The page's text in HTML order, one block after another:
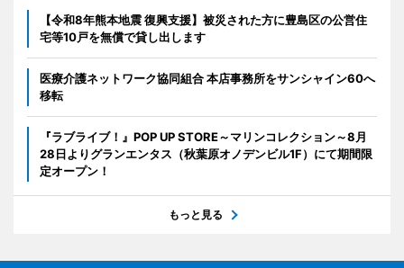
【令和8年熊本地震 復興支援】被災された方に豊島区の公営住
宅等10戸を無償で貸し出します
医療介護ネットワーク協同組合 本店事務所をサンシャイン60へ
移転
『ラブライブ！』POP UP STORE～マリンコレクション～8月
28日よりグランエンタス（秋葉原オノデンビル1F）にて期間限
定オープン！
もっと見る